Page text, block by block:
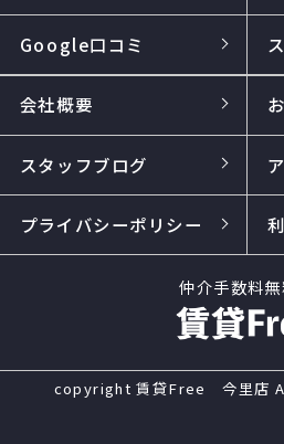
Google口コミ
会社概要
スタッフブログ
プライバシーポリシー
仲介手数料無
copyright 賃貸Free 今里店